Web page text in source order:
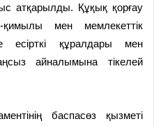
атқарылды. Құқық қорғау
қимылы мен мемлекеттік
есірткі құралдары мен
айналымына тікелей
баспасөз қызметі